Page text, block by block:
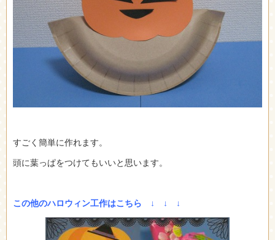
すごく簡単に作れます。
頭に葉っぱをつけてもいいと思います。
この他のハロウィン工作はこちら ↓ ↓ ↓